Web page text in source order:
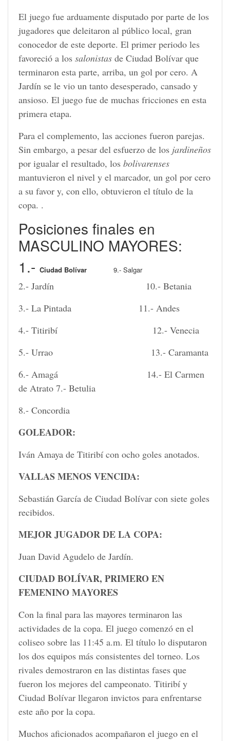
El juego fue arduamente disputado por parte de los
jugadores que deleitaron al público local, gran
conocedor de este deporte. El primer periodo les
favoreció a los salonistas de Ciudad Bolívar que
terminaron esta parte, arriba, un gol por cero. A
Jardín se le vio un tanto desesperado, cansado y
ansioso. El juego fue de muchas fricciones en esta
primera etapa.
Para el complemento, las acciones fueron parejas.
Sin embargo, a pesar del esfuerzo de los jardineños
por igualar el resultado, los bolivarenses
mantuvieron el nivel y el marcador, un gol por cero
a su favor y, con ello, obtuvieron el título de la
copa. .
Posiciones finales en
MASCULINO MAYORES:
1.- Ciudad Bolívar 9.- Salgar
2.- Jardín 10.- Betania
3.- La Pintada 11.- Andes
4.- Titiribí 12.- Venecia
5.- Urrao 13.- Caramanta
6.- Amagá 14.- El Carmen
de Atrato 7.- Betulia
8.- Concordia
GOLEADOR:
Iván Amaya de Titiribí con ocho goles anotados.
VALLAS MENOS VENCIDA:
Sebastián García de Ciudad Bolívar con siete goles
recibidos.
MEJOR JUGADOR DE LA COPA:
Juan David Agudelo de Jardín.
CIUDAD BOLÍVAR, PRIMERO EN
FEMENINO MAYORES
Con la final para las mayores terminaron las
actividades de la copa. El juego comenzó en el
coliseo sobre las 11:45 a.m. El título lo disputaron
los dos equipos más consistentes del torneo. Los
rivales demostraron en las distintas fases que
fueron los mejores del campeonato. Titiribí y
Ciudad Bolívar llegaron invictos para enfrentarse
este año por la copa.
Muchos aficionados acompañaron el juego en el